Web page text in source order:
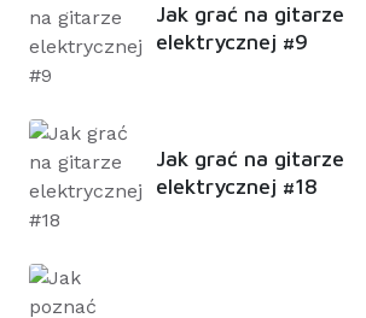
Jak grać na gitarze
elektrycznej #9
Jak grać na gitarze
elektrycznej #18